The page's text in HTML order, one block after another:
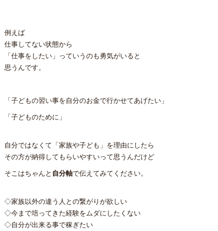
例えば
仕事してない状態から
「仕事をしたい」っていうのも勇気がいると
思うんです。
「子どもの習い事を自分のお金で行かせてあげたい」
「子どものために」
自分ではなくて「家族や子ども」を理由にしたら
その方が納得してもらいやすいって思うんだけど
そこはちゃんと 自分軸で伝えてみてください。
◇家族以外の違う人との繋がりが欲しい
◇今まで培ってきた経験をムダにしたくない
◇自分が出来る事で稼ぎたい